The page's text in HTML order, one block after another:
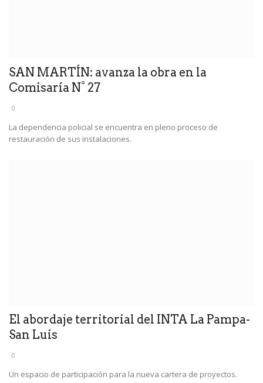
SAN MARTÍN: avanza la obra en la
Comisaría N° 27
0
La dependencia policial se encuentra en pleno proceso de
restauración de sus instalaciones.
El abordaje territorial del INTA La Pampa-
San Luis
0
Un espacio de participación para la nueva cartera de proyectos.